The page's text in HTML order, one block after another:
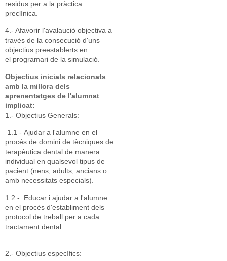
residus per a la pràctica
preclínica.
4.- Afavorir l'avalaució objectiva a
través de la consecució d'uns
objectius preestablerts en
el programari de la simulació.
Objectius inicials relacionats
amb la millora dels
aprenentatges de l'alumnat
implicat:
1.- Objectius Generals:
1.1 - Ajudar a l'alumne en el
procés de domini de tècniques de
terapèutica dental de manera
individual en qualsevol tipus de
pacient (nens, adults, ancians o
amb necessitats especials).
1.2.- Educar i ajudar a l'alumne
en el procés d'establiment dels
protocol de treball per a cada
tractament dental.
2.- Objectius específics: